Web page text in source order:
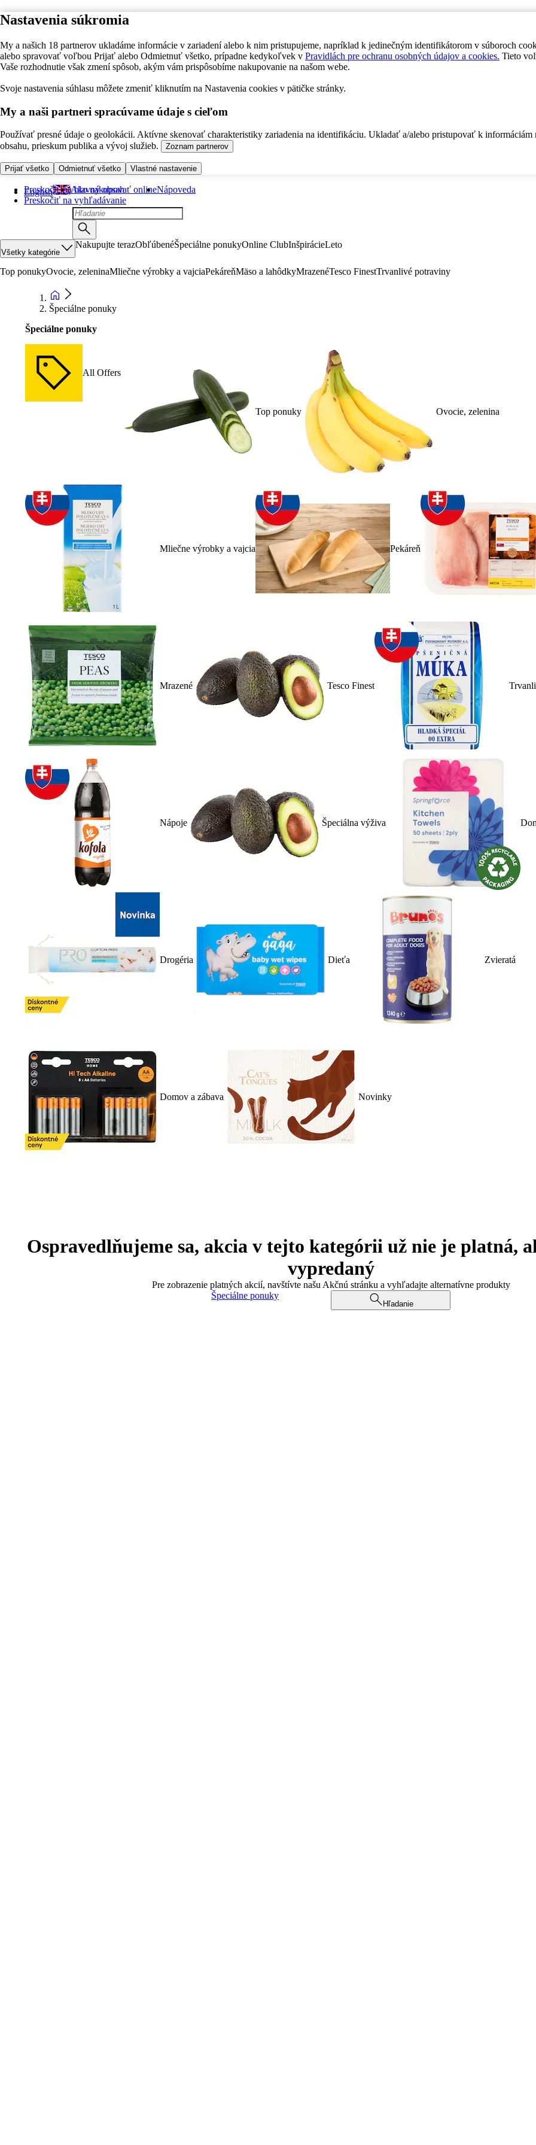
Nastavenia súkromia
My a našich 18 partnerov ukladáme informácie v zariadení alebo k nim pristupujeme, napríklad k jedinečným identifikátorom v súboroch
alebo spravovať voľbou Prijať alebo Odmietnuť všetko, prípadne kedykoľvek v Pravidlách pre ochranu osobných údajov a cookies. Tieto
Vaše rozhodnutie však zmení spôsob, akým vám prispôsobíme nakupovanie na našom webe.
Svoje nastavenia súhlasu môžete zmeniť kliknutím na Nastavenia cookies v pätičke stránky.
My a naši partneri spracúvame údaje s cieľom
Používať presné údaje o geolokácii. Aktívne skenovať charakteristiky zariadenia na identifikáciu. Ukladať a/alebo pristupovať k informáciám
obsahu, prieskum publika a vývoj služieb.
Zoznam partnerov
Prijať všetko Odmietnuť všetko Vlastné nastavenie
Preskočiť na hlavný obsah
Preskočiť na vyhľadávanie
English Ako nakupovať onlineNápoveda
Všetky kategórie
Nakupujte terazObľúbenéŠpeciálne ponukyOnline ClubInšpirácieLeto
Top ponukyOvocie, zeleninaMliečne výrobky a vajciaPekáreňMäso a lahôdkyMrazenéTesco FinestTrvanlivé potraviny
Špeciálne ponuky
Špeciálne ponuky
All Offers
Top ponuky Ovocie, zelenina
Mliečne výrobky a vajcia Pekáreň
Mrazené Tesco Finest
Nápoje Špeciálna výživa
Drogéria Dieťa Zvieratá
Domov a zábava Novinky
Ospravedlňujeme sa, akcia v tejto kategórii už nie je platná,
vypredaný
Pre zobrazenie platných akcií, navštívte našu Akčnú stránku a vyhľadajte alternatívne produkty
Špeciálne ponuky
Hľadanie